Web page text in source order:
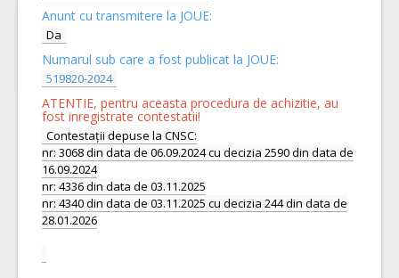
Anunt cu transmitere la JOUE:
Da
Numarul sub care a fost publicat la JOUE:
519820-2024
ATENTIE, pentru aceasta procedura de achizitie, au
fost inregistrate contestatii!
Contestații depuse la CNSC:
nr: 3068 din data de 06.09.2024 cu decizia 2590 din data de
16.09.2024
nr: 4336 din data de 03.11.2025
nr: 4340 din data de 03.11.2025 cu decizia 244 din data de
28.01.2026